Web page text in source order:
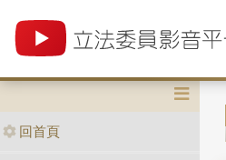
回首頁